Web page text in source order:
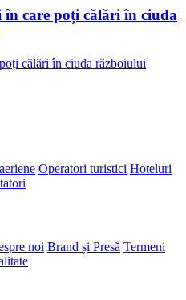
care poți călări în ciuda
călări în ciuda războiului
Operatori turistici Hoteluri
noi Brand și Presă Termeni